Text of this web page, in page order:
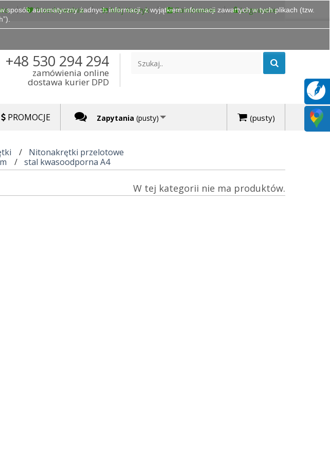
Przechowalnia Mój Koszyk Zamówienie Logowanie
(pusty)
+48 530 294 294
zamówienia online
dostawa kurier DPD
Zapytania (pusty)
PROMOCJE
Nitonakrętki przelotowe
stal kwasoodporna A4
W tej kategorii nie ma produktów.
automatyczny żadnych informacji, z wyjątkiem informacji zawartych w tych plikach (tzw.